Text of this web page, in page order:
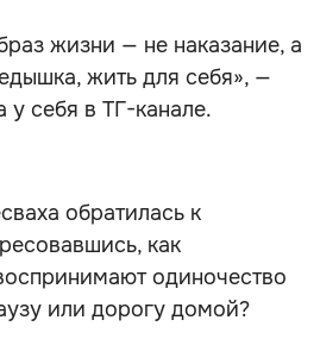
жизни — не наказание, а
жить для себя», —
у себя в ТГ-канале.
обратилась к
как
одиночество
или дорогу домой?